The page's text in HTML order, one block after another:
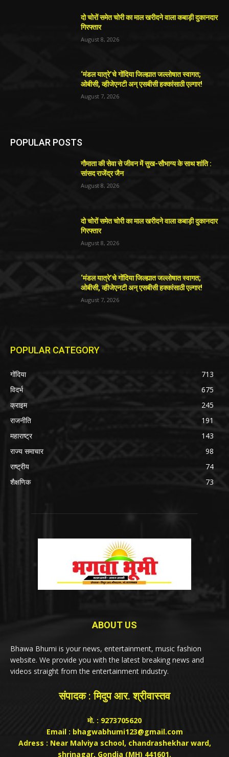
दो चोरों समेत चोरी का माल खरीदने वाला कबाड़ी दुकानदार
गिरफ्तार
August 8, 2026
‘मंडल यात्रे’चे गोंदिया जिल्ह्यात जल्लोषात स्वागत;
ओबीसी, व्हीजेएनटी अन् एसबीसी हक्कांसाठी एल्गार!
August 7, 2026
POPULAR POSTS
गौमाता की सेवा से जीवन में सुख-सौभाग्य के साथ शांति :
सांसद राजेंद्र जैन
August 8, 2026
दो चोरों समेत चोरी का माल खरीदने वाला कबाड़ी दुकानदार
गिरफ्तार
August 8, 2026
‘मंडल यात्रे’चे गोंदिया जिल्ह्यात जल्लोषात स्वागत;
ओबीसी, व्हीजेएनटी अन् एसबीसी हक्कांसाठी एल्गार!
August 7, 2026
POPULAR CATEGORY
गोंदिया
713
विदर्भ
675
क्राइम
245
राजनीति
191
महाराष्ट्र
143
राज्य समाचार
98
राष्ट्रीय
74
शैक्षणिक
73
ABOUT US
Bhawa Bhumi is your news, entertainment, music fashion
website. We provide you with the latest breaking news and
videos straight from the entertainment industry.
संपादक : मिदुप आर. श्रीवास्तव
मो. : 9273705620
Email : bhagwabhumi123@gmail.com
Adress : Near Malviya school, chandrashekhar ward,
shrinagar, Gondia (MH) 441601.